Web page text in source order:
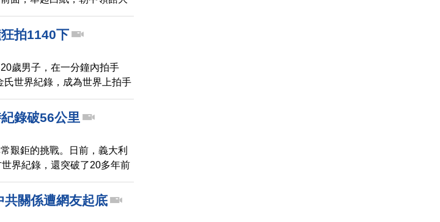
站在一起」、「和全世界反
拍1140下
歲男子，在一分鐘內拍手
世界紀錄，成為世界上拍手
錄破56公里
艱鉅的挑戰。日前，義大利
界紀錄，還突破了20多年前
規紀錄極限。
共關係遭網友起底